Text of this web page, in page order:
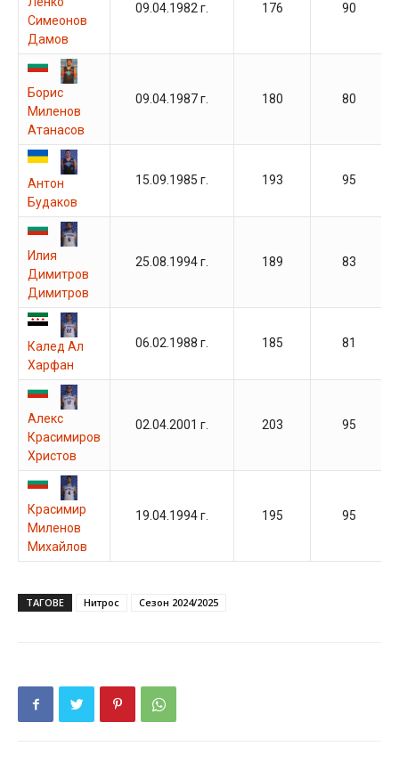
Симеонов
Дамов
09.04.1982 г. 176 90
Борис
Миленов
Атанасов
09.04.1987 г. 180 80
Антон
Будаков
15.09.1985 г. 193 95
Илия
Димитров
Димитров
25.08.1994 г. 189 83
Калед Ал
Харфан
06.02.1988 г. 185 81
Алекс
Красимиров
Христов
02.04.2001 г. 203 95
Красимир
Миленов
Михайлов
19.04.1994 г. 195 95
ТАГОВЕ Нитрос Сезон 2024/2025